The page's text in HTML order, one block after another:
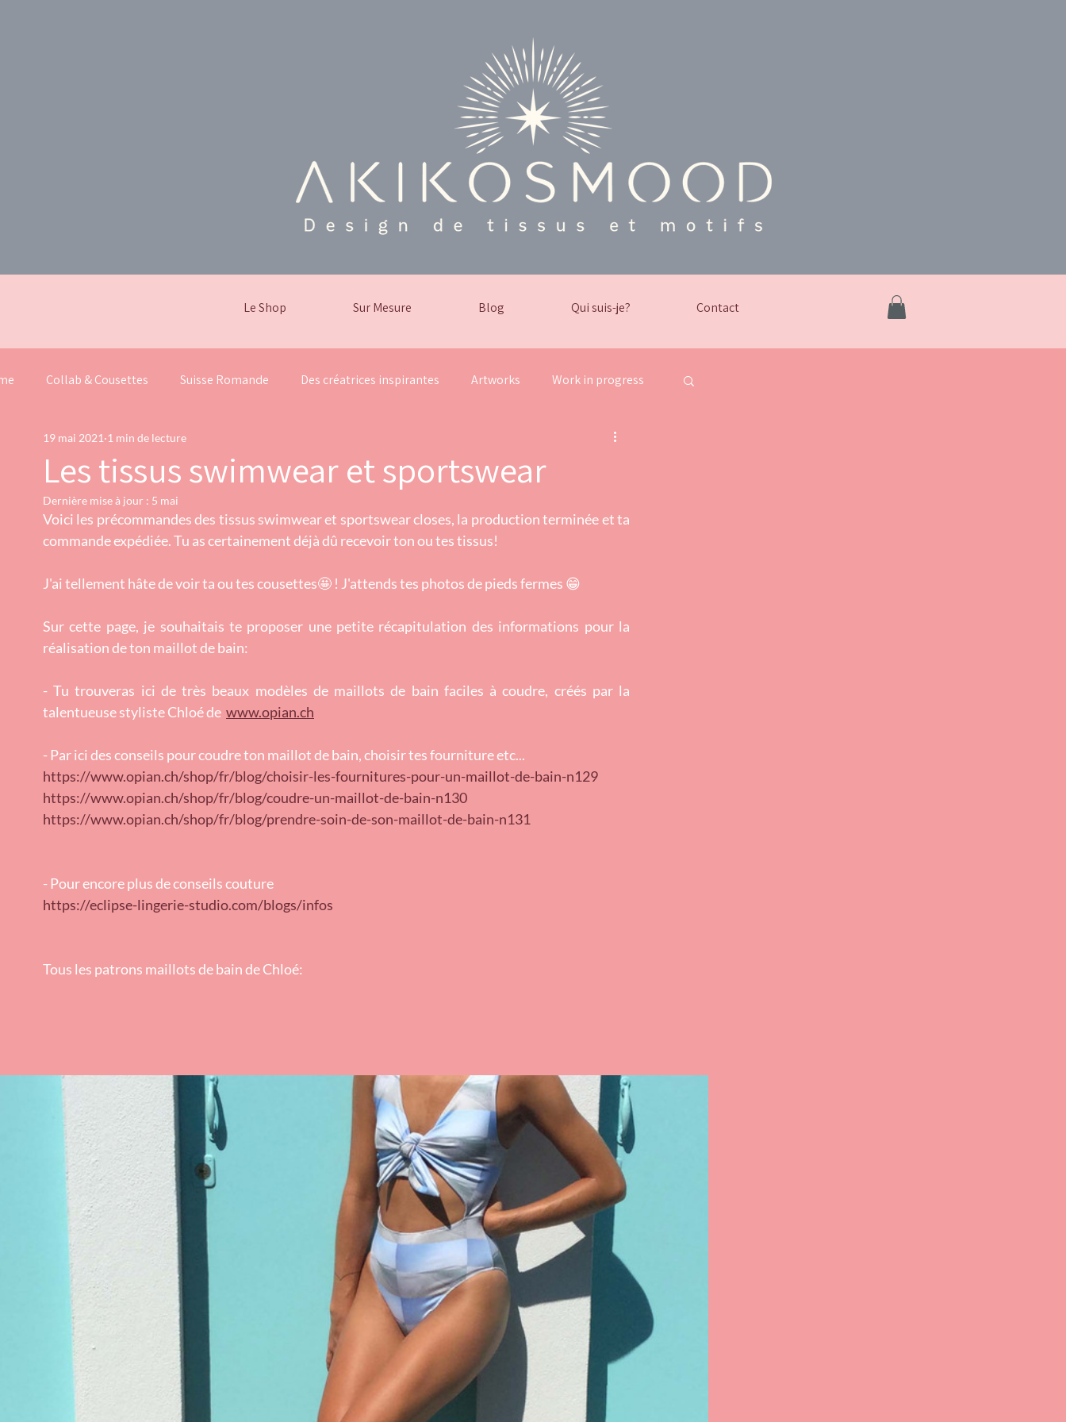
Le Shop Sur Mesure Blog Qui suis-je? Contact
Collab & Cousettes Suisse Romande Des créatrices inspirantes Artworks Work in progress
My favourites
Les tissus swimwear et sportswear
19 mai 2021 1 min de lecture
Dernière mise à jour : 5 mai
Voici les précommandes des tissus swimwear et sportswear closes, la production terminée et ta
commande expédiée. Tu as certainement déjà dû recevoir ton ou tes tissus!
J'ai tellement hâte de voir ta ou tes cousettes🤩 ! J'attends tes photos de pieds fermes 😁
Sur cette page, je souhaitais te proposer une petite récapitulation des informations pour la
réalisation de ton maillot de bain:
- Tu trouveras ici de très beaux modèles de maillots de bain faciles à coudre, créés par la
talentueuse styliste Chloé de www.opian.ch
- Par ici des conseils pour coudre ton maillot de bain, choisir tes fourniture etc...
https://www.opian.ch/shop/fr/blog/choisir-les-fournitures-pour-un-maillot-de-bain-n129
https://www.opian.ch/shop/fr/blog/coudre-un-maillot-de-bain-n130
https://www.opian.ch/shop/fr/blog/prendre-soin-de-son-maillot-de-bain-n131
- Pour encore plus de conseils couture
https://eclipse-lingerie-studio.com/blogs/infos
Tous les patrons maillots de bain de Chloé: